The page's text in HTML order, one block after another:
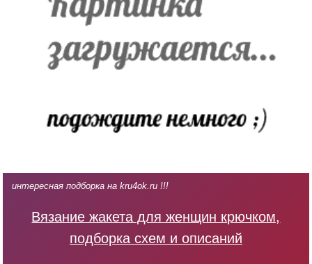
интересная подборка на kru4ok.ru !!!
Вязание жакета для женщин крючком,
подборка схем и описаний